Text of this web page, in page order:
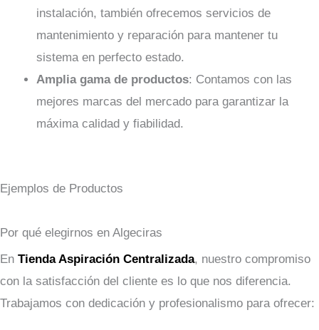
instalación, también ofrecemos servicios de
mantenimiento y reparación para mantener tu
sistema en perfecto estado.
Amplia gama de productos: Contamos con las
mejores marcas del mercado para garantizar la
máxima calidad y fiabilidad.
Ejemplos de Productos
Por qué elegirnos en Algeciras
En Tienda Aspiración Centralizada, nuestro compromiso
con la satisfacción del cliente es lo que nos diferencia.
Trabajamos con dedicación y profesionalismo para ofrecer: